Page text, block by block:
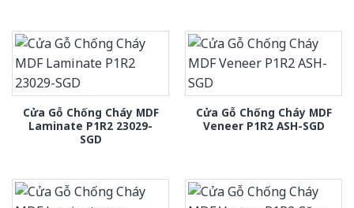
Cửa Gỗ Chống Cháy MDF
Laminate P1R2 23029-
SGD
Cửa Gỗ Chống Cháy MDF
Veneer P1R2 ASH-SGD